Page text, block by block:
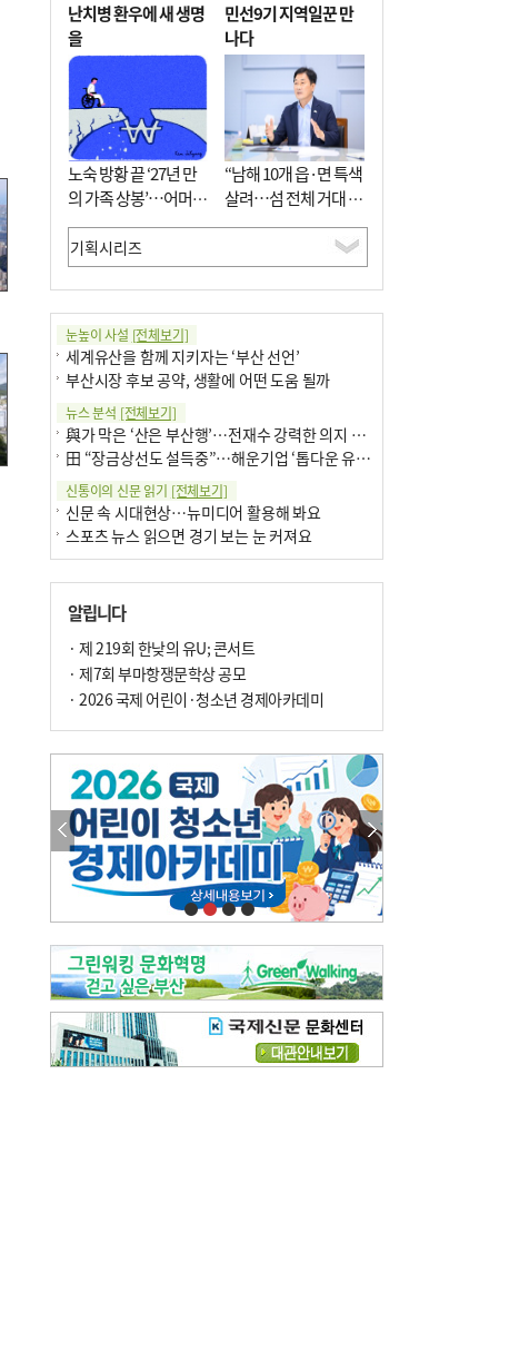
난치병 환우에 새 생명
을
노숙 방황 끝 ‘27년 만
의 가족 상봉’…어머니
와 행복 꿈꿔
민선9기 지역일꾼 만
나다
“남해 10개 읍·면 특색
살려…섬 전체 거대 정
원으로 조성”
눈높이 사설 [전체보기]
세계유산을 함께 지키자는 ‘부산 선언’
부산시장 후보 공약, 생활에 어떤 도움 될까
뉴스 분석 [전체보기]
與가 막은 ‘산은 부산행’…전재수 강력한 의지 표명 없인 공염불
田 “장금상선도 설득중”…해운기업 ‘톱다운 유치전’ 가속
신통이의 신문 읽기 [전체보기]
신문 속 시대현상…뉴미디어 활용해 봐요
스포츠 뉴스 읽으면 경기 보는 눈 커져요
구·군 승진 축하화분 관행 없애자니 소상공인 울상
팩트체크[전체보기]
의령 한우산 털중나리
한 손 뉴스[전체보기]
시민이 개발한 폭염 대응 앱 ‘그늘로’ 길안내 지도 등 인기
골목 맛집 발굴 고메 셀렉션…부산시, 페스티벌 시월 연계
오늘의 날씨-[전체보기]
오늘의 날씨- 2026년 8월 7일
오늘의 날씨- 2026년 8월 6일
우리 결혼해요-[전체보기]
우리 결혼해요- 김홍윤·정세빈 커플
알립니다
· 제 219회 한낮의 유U; 콘서트
· 제7회 부마항쟁문학상 공모
· 2026 국제 어린이·청소년 경제아카데미